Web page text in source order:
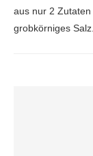
aus nur 2
grobkörniges